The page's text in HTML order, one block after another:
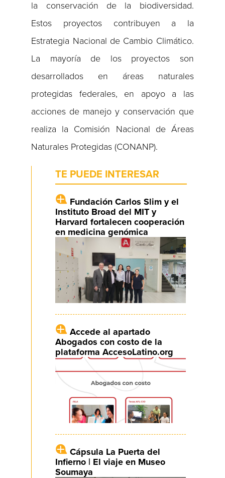
la conservación de la biodiversidad.
Estos proyectos contribuyen a la
Estrategia Nacional de Cambio Climático.
La mayoría de los proyectos son
desarrollados en áreas naturales
protegidas federales, en apoyo a las
acciones de manejo y conservación que
realiza la Comisión Nacional de Áreas
Naturales Protegidas (CONANP).
TE PUEDE INTERESAR
Fundación Carlos Slim y el
Instituto Broad del MIT y
Harvard fortalecen cooperación
en medicina genómica
Accede al apartado
Abogados con costo de la
plataforma AccesoLatino.org
Cápsula La Puerta del
Infierno | El viaje en Museo
Soumaya